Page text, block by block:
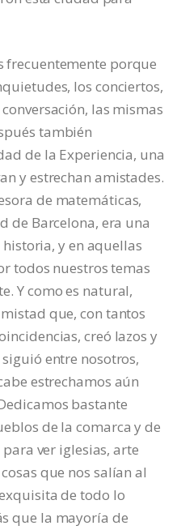
porque
los conciertos,
las mismas
también
de la Experiencia, una
y estrechan amistades.
de matemáticas,
de Barcelona, era una
y en aquellas
todos nuestros temas
Y como es natural,
que, con tantos
creó lazos y
entre nosotros,
estrechamos aún
bastante
de la comarca y de
ver iglesias, arte
que nos salían al
de todo lo
que la mayoría de